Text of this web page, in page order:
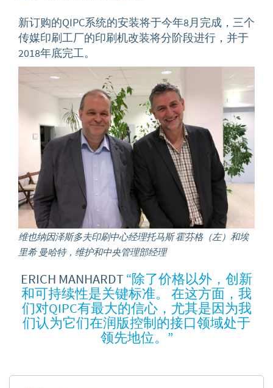
新订购的QIPC系统的安装将于今年8月完成，三个
传媒印刷工厂的印刷机改装将分阶段进行，并于
2018年底完工。
维也纳因泽斯多夫印刷中心经理托马斯 霍芬格（左）和埃
里希 曼哈特，维护和中央管理部经理
ERICH MANHARDT“除了价格以外，创新
和可持续性是关键标准。 在这方面，我
们对QIPC有最大的信心，尤其是因为我
们认为它们在润版控制的接口领域处于
领先地位。”